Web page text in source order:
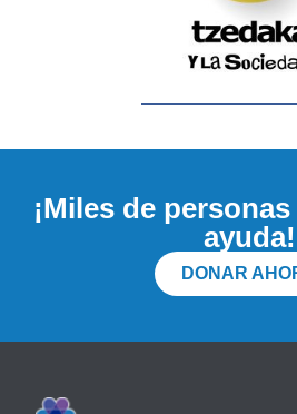
¡Miles de
ayuda!
DONAR